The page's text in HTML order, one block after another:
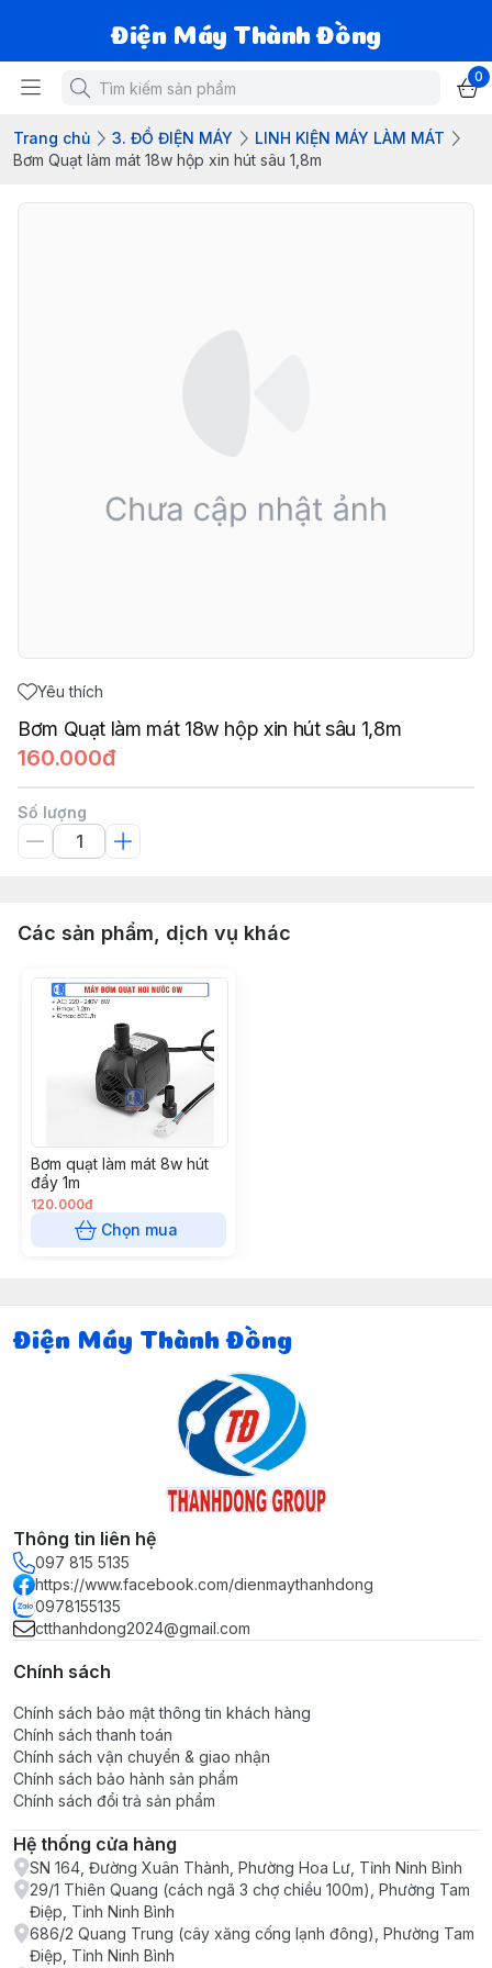
Điện Máy Thành Đồng
0
Trang chủ 3. ĐỒ ĐIỆN MÁY
LINH KIỆN MÁY LÀM MÁT
Bơm Quạt làm mát 18w hộp xin hút sâu 1,8m
Yêu thích
Bơm Quạt làm mát 18w hộp xin hút sâu 1,8m
160.000đ
Số lượng
Các sản phẩm, dịch vụ khác
Bơm quạt làm mát 8w hút
đẩy 1m
120.000đ
Chọn mua
Điện Máy Thành Đồng
Thông tin liên hệ
097 815 5135
https://www.facebook.com/dienmaythanhdong
0978155135
ctthanhdong2024@gmail.com
Chính sách
Chính sách bảo mật thông tin khách hàng
Chính sách thanh toán
Chính sách vận chuyển & giao nhận
Chính sách bảo hành sản phẩm
Chính sách đổi trả sản phẩm
Hệ thống cửa hàng
SN 164, Đường Xuân Thành, Phường Hoa Lư, Tỉnh Ninh Bình
29/1 Thiên Quang (cách ngã 3 chợ chiều 100m), Phường Tam
Điệp, Tỉnh Ninh Bình
686/2 Quang Trung (cây xăng cống lạnh đông), Phường Tam
Điệp, Tỉnh Ninh Bình